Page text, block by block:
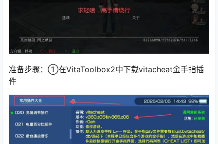
准备步骤：①在VitaToolbox2中下载vitacheat金手指插
件